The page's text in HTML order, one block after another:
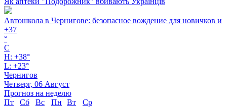
Автошкола в Чернигове: безопасное вождение для новичков и
+37
°
C
H: +38°
L: +23°
Чернигов
Четверг, 06 Август
Прогноз на неделю
Пт
Сб Вс Пн Вт
Ср